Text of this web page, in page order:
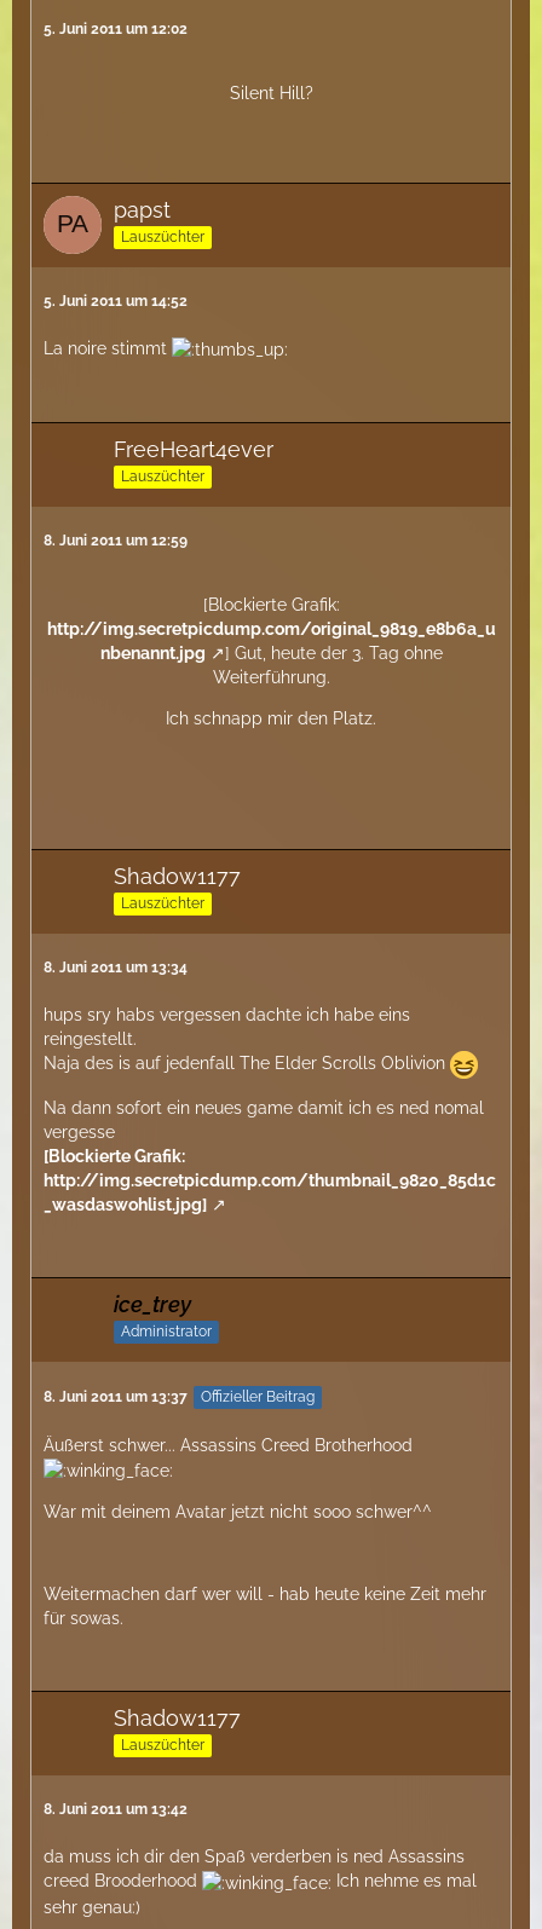
5. Juni 2011 um 12:02
Silent Hill?
papst
Lauszüchter
5. Juni 2011 um 14:52
La noire stimmt
FreeHeart4ever
Lauszüchter
8. Juni 2011 um 12:59
[Blockierte Grafik:
http://img.secretpicdump.com/original_9819_e8b6a_u
nbenannt.jpg
] Gut, heute der 3. Tag ohne
Weiterführung.
Ich schnapp mir den Platz.
Shadow1177
Lauszüchter
8. Juni 2011 um 13:34
hups sry habs vergessen dachte ich habe eins
reingestellt.
Naja des is auf jedenfall The Elder Scrolls Oblivion
Na dann sofort ein neues game damit ich es ned nomal
vergesse
[Blockierte Grafik:
http://img.secretpicdump.com/thumbnail_9820_85d1c
_wasdaswohlist.jpg]
ice_trey
Administrator
8. Juni 2011 um 13:37 Offizieller Beitrag
Äußerst schwer... Assassins Creed Brotherhood
War mit deinem Avatar jetzt nicht sooo schwer^^
Weitermachen darf wer will - hab heute keine Zeit mehr
für sowas.
Shadow1177
Lauszüchter
8. Juni 2011 um 13:42
da muss ich dir den Spaß verderben is ned Assassins
creed Brooderhood
Ich nehme es mal
sehr genau:)